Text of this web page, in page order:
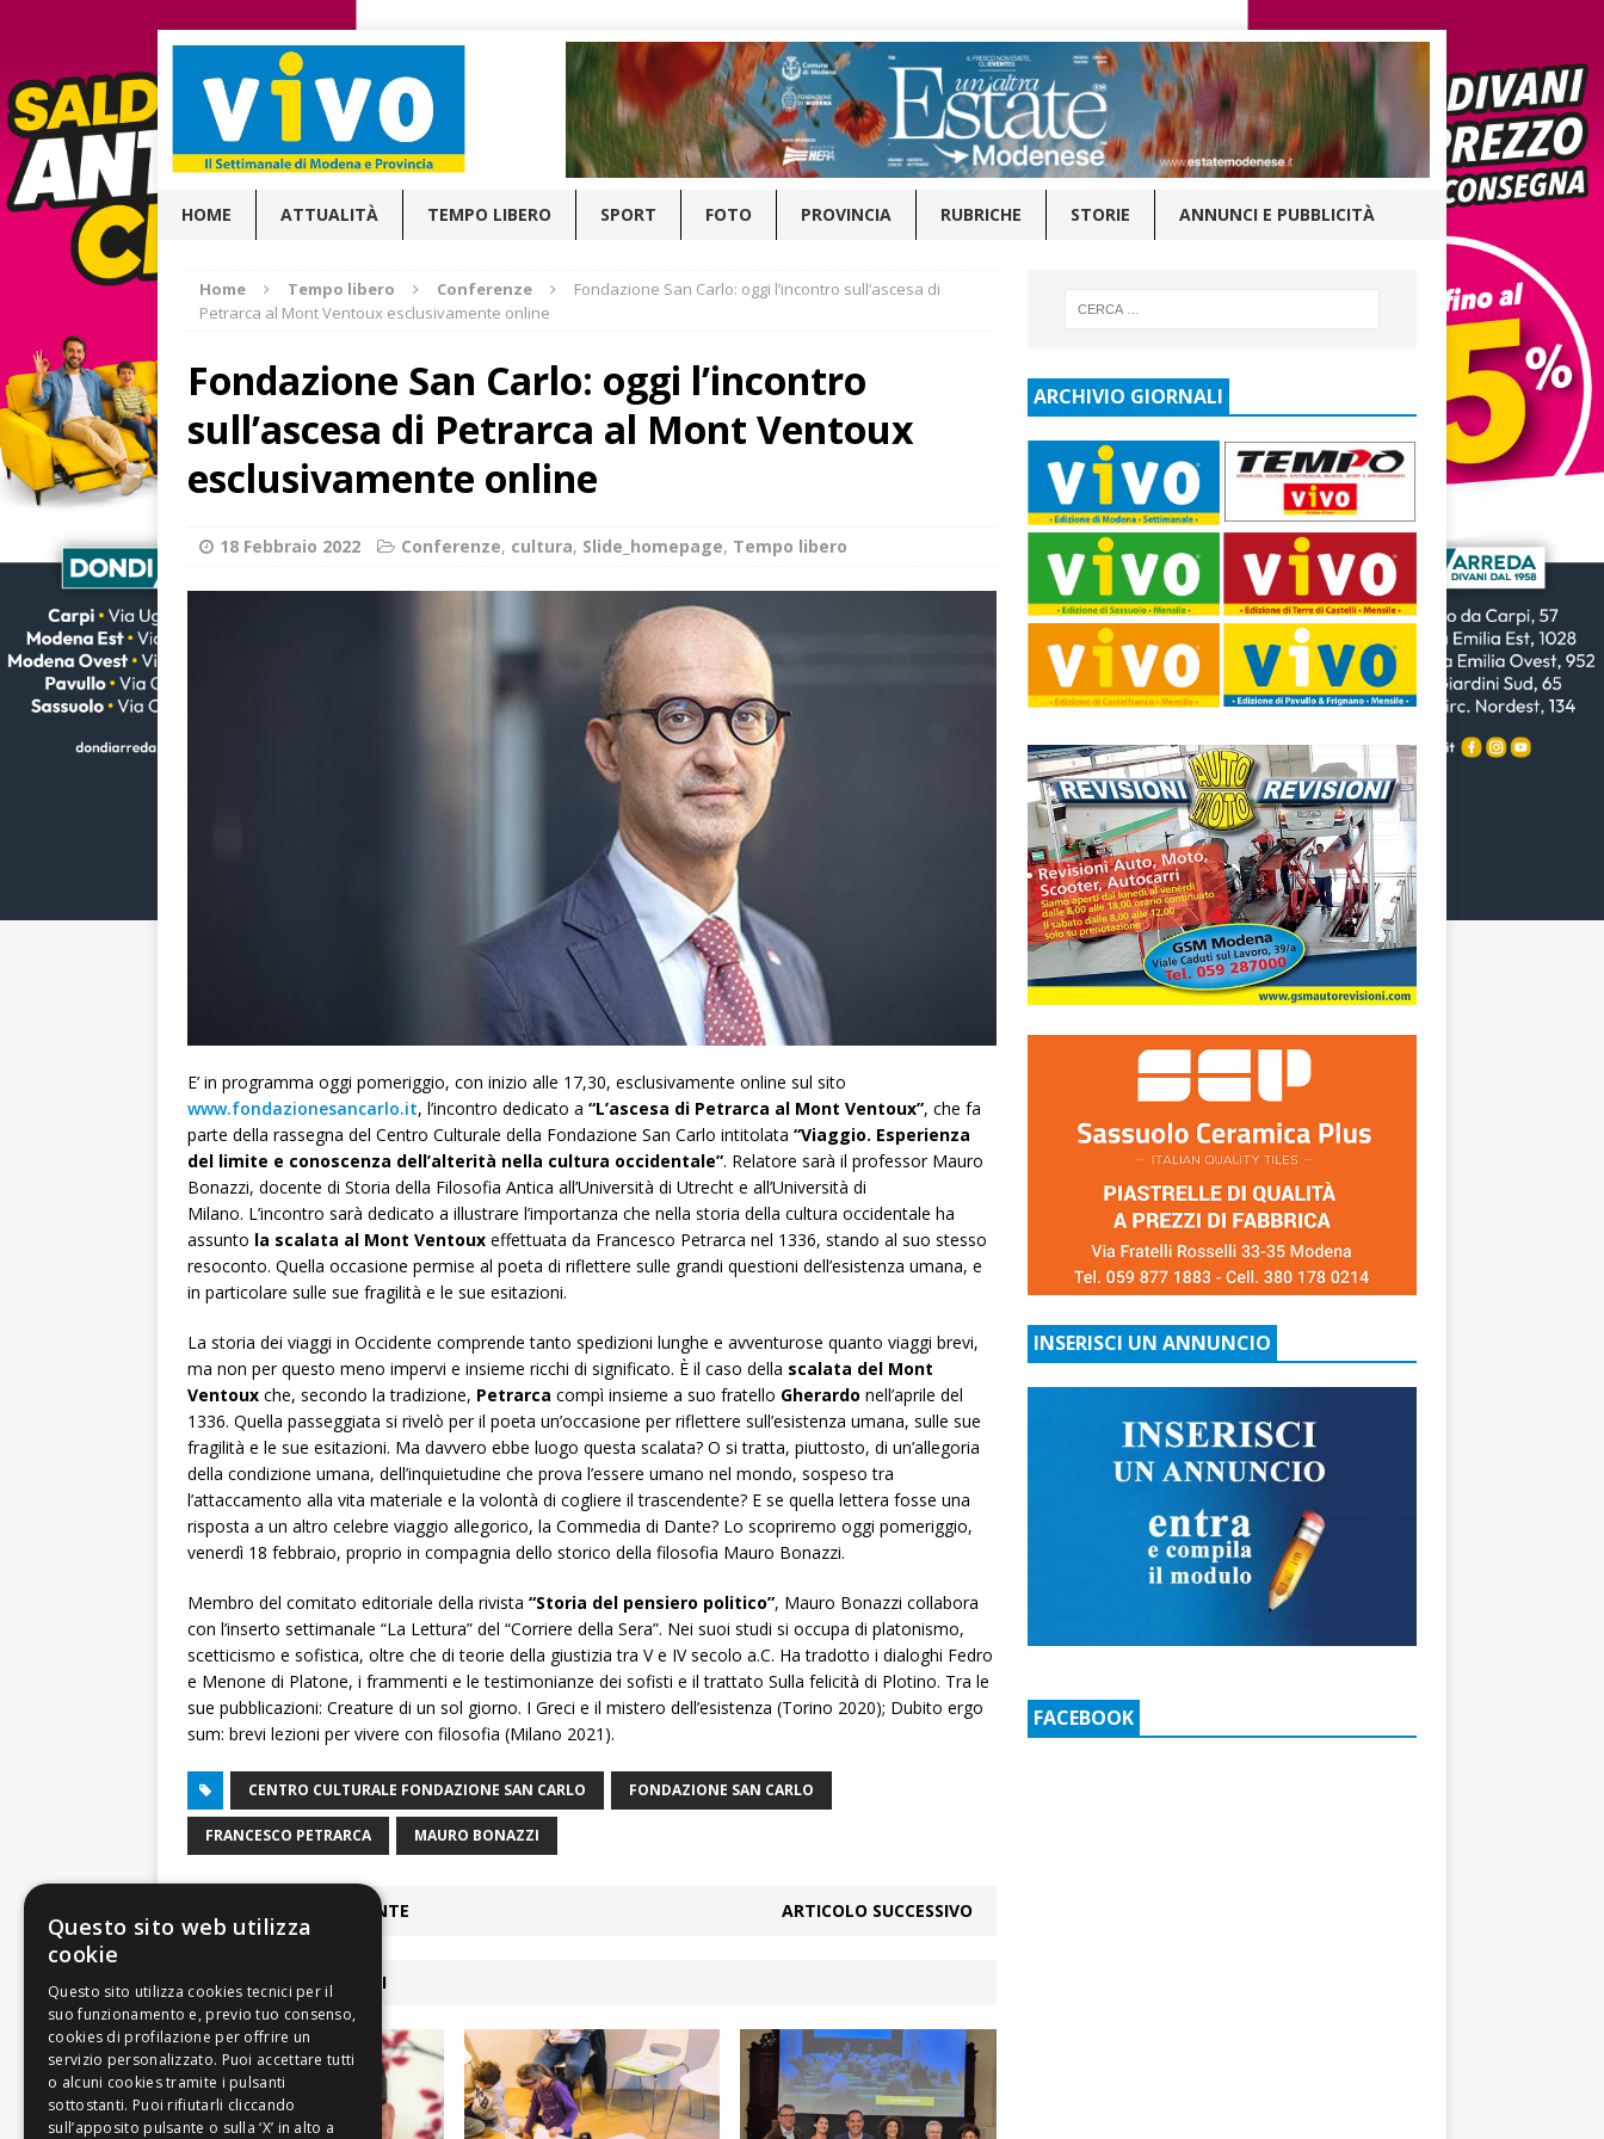
HOME ATTUALITÀ TEMPO LIBERO SPORT FOTO PROVINCIA RUBRICHE STORIE ANNUNCI E PUBBLICITÀ
Home Tempo libero Conferenze
Fondazione San Carlo: oggi l’incontro sull’ascesa di
Petrarca al Mont Ventoux esclusivamente online
Fondazione San Carlo: oggi l’incontro
sull’ascesa di Petrarca al Mont Ventoux
esclusivamente online
18 Febbraio 2022 Conferenze, cultura, Slide_homepage, Tempo libero
E’ in programma oggi pomeriggio, con inizio alle 17,30, esclusivamente online sul sito
www.fondazionesancarlo.it, l’incontro dedicato a “L’ascesa di Petrarca al Mont Ventoux”, che fa
parte della rassegna del Centro Culturale della Fondazione San Carlo intitolata “Viaggio. Esperienza
del limite e conoscenza dell’alterità nella cultura occidentale”. Relatore sarà il professor Mauro
Bonazzi, docente di Storia della Filosofia Antica all’Università di Utrecht e all’Università di
Milano. L’incontro sarà dedicato a illustrare l’importanza che nella storia della cultura occidentale ha
assunto la scalata al Mont Ventoux effettuata da Francesco Petrarca nel 1336, stando al suo stesso
resoconto. Quella occasione permise al poeta di riflettere sulle grandi questioni dell’esistenza umana, e
in particolare sulle sue fragilità e le sue esitazioni.
La storia dei viaggi in Occidente comprende tanto spedizioni lunghe e avventurose quanto viaggi brevi,
ma non per questo meno impervi e insieme ricchi di significato. È il caso della scalata del Mont
Ventoux che, secondo la tradizione, Petrarca compì insieme a suo fratello Gherardo nell’aprile del
1336. Quella passeggiata si rivelò per il poeta un’occasione per riflettere sull’esistenza umana, sulle sue
fragilità e le sue esitazioni. Ma davvero ebbe luogo questa scalata? O si tratta, piuttosto, di un’allegoria
della condizione umana, dell’inquietudine che prova l’essere umano nel mondo, sospeso tra
l’attaccamento alla vita materiale e la volontà di cogliere il trascendente? E se quella lettera fosse una
risposta a un altro celebre viaggio allegorico, la Commedia di Dante? Lo scopriremo oggi pomeriggio,
venerdì 18 febbraio, proprio in compagnia dello storico della filosofia Mauro Bonazzi.
Membro del comitato editoriale della rivista “Storia del pensiero politico”, Mauro Bonazzi collabora
con l’inserto settimanale “La Lettura” del “Corriere della Sera”. Nei suoi studi si occupa di platonismo,
scetticismo e sofistica, oltre che di teorie della giustizia tra V e IV secolo a.C. Ha tradotto i dialoghi Fedro
e Menone di Platone, i frammenti e le testimonianze dei sofisti e il trattato Sulla felicità di Plotino. Tra le
sue pubblicazioni: Creature di un sol giorno. I Greci e il mistero dell’esistenza (Torino 2020); Dubito ergo
sum: brevi lezioni per vivere con filosofia (Milano 2021).
CENTRO CULTURALE FONDAZIONE SAN CARLO FONDAZIONE SAN CARLO
FRANCESCO PETRARCA MAURO BONAZZI
ARTICOLO PRECEDENTE ARTICOLO SUCCESSIVO
ARTICOLI COLLEGATI
ARCHIVIO GIORNALI
INSERISCI UN ANNUNCIO
FACEBOOK
Questo sito web utilizza
cookie